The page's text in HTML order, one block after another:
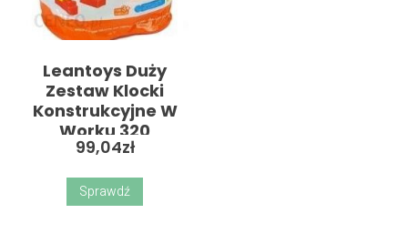
Leantoys Duży
Zestaw Klocki
Konstrukcyjne W
Worku 320
Elementów
99,04zł
Sprawdź